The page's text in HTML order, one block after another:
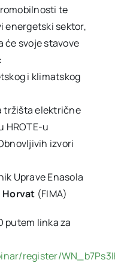
te
energetski sektor,
će svoje stavove
i klimatskog
tržišta električne
HROTE-u
izvori
Uprave Enasola
Horvat (FIMA)
putem linka za
register/